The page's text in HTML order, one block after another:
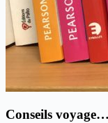
Conseils voyage…